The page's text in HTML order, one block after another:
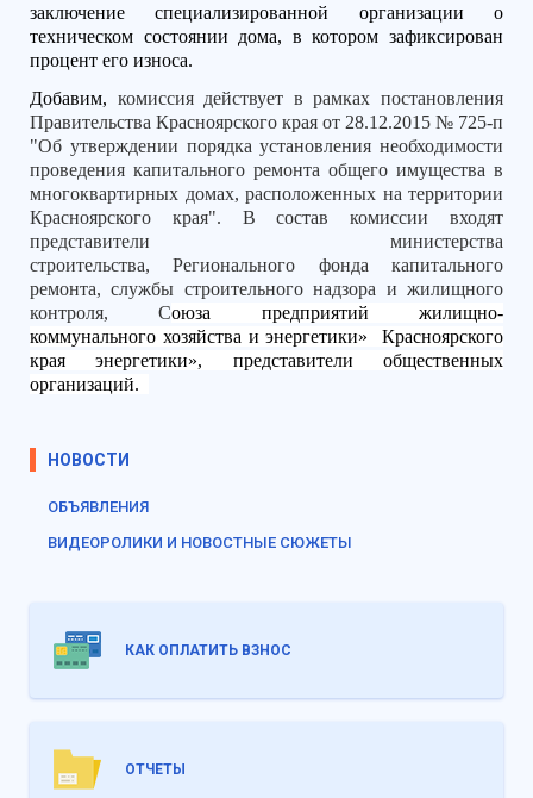
заключение специализированной организации о
техническом состоянии дома, в котором зафиксирован
процент его износа.
Добавим, комиссия действует в рамках постановления
Правительства Красноярского края от 28.12.2015 № 725-п
"Об утверждении порядка установления необходимости
проведения капитального ремонта общего имущества в
многоквартирных домах, расположенных на территории
Красноярского края". В состав комиссии входят
представители министерства
строительства, Регионального фонда капитального
ремонта, службы строительного надзора и жилищного
контроля, Союза предприятий жилищно-
коммунального хозяйства и энергетики»
Красноярского
края энергетики», представители общественных
организаций.
НОВОСТИ
ОБЪЯВЛЕНИЯ
ВИДЕОРОЛИКИ И НОВОСТНЫЕ СЮЖЕТЫ
КАК ОПЛАТИТЬ ВЗНОС
ОТЧЕТЫ